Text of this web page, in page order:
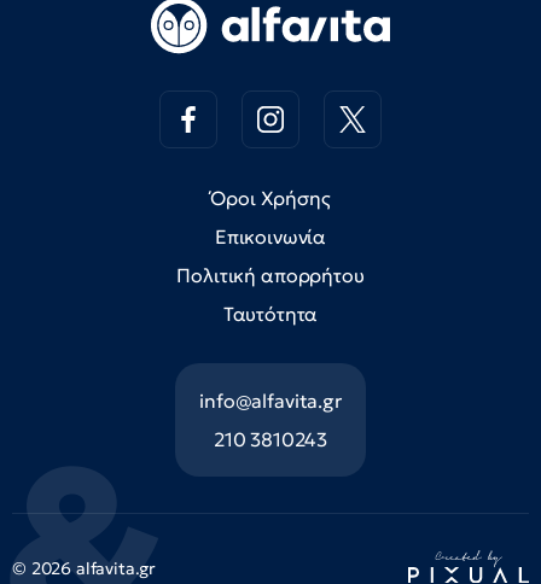
Όροι Χρήσης
Επικοινωνία
Πολιτική απορρήτου
Ταυτότητα
info@alfavita.gr
210 3810243
© 2026 alfavita.gr